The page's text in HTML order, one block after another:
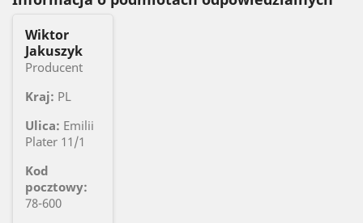
Wiktor
Jakuszyk
Producent
Kraj: PL
Ulica: Emilii
Plater 11/1
Kod
pocztowy:
78-600